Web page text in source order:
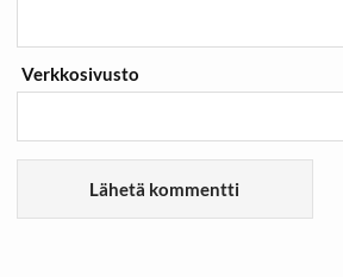
Verkkosivusto